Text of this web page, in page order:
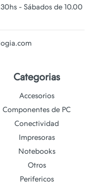
- Sábados de 10.00
Categorias
Accesorios
Componentes de PC
Conectividad
Impresoras
Notebooks
Otros
Perifericos